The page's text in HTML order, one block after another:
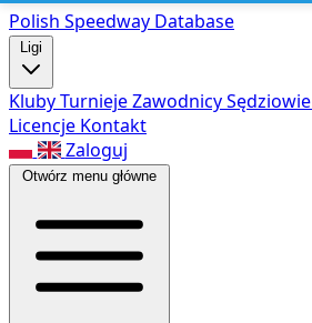
Polish Speedway Database
Ligi
KlubyTurniejeZawodnicySędziowie
Licencje Kontakt
Zaloguj
Otwórz menu główne